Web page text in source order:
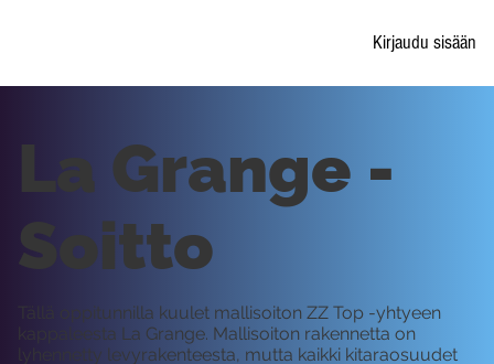
Kirjaudu sisään
La Grange -
Soitto
Tällä oppitunnilla kuulet mallisoiton ZZ Top -yhtyeen
kappaleesta La Grange. Mallisoiton rakennetta on
lyhennetty levyrakenteesta, mutta kaikki kitaraosuudet